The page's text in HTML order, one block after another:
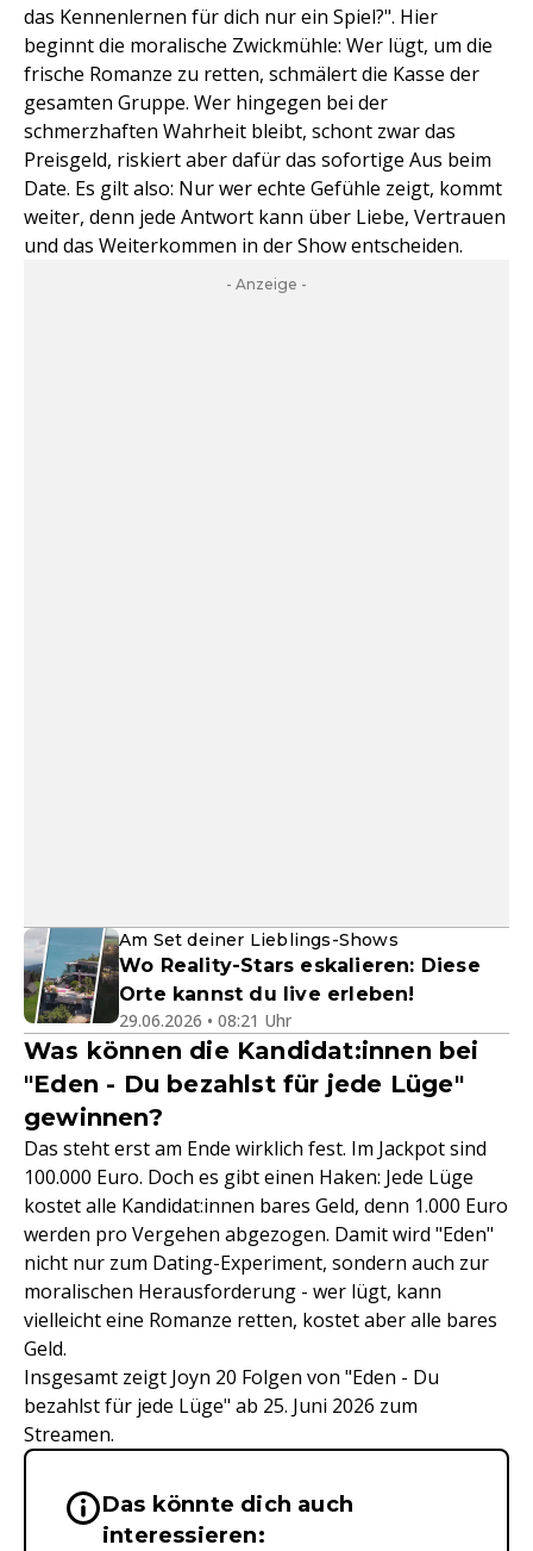
das Kennenlernen für dich nur ein Spiel?". Hier
beginnt die moralische Zwickmühle: Wer lügt, um die
frische Romanze zu retten, schmälert die Kasse der
gesamten Gruppe. Wer hingegen bei der
schmerzhaften Wahrheit bleibt, schont zwar das
Preisgeld, riskiert aber dafür das sofortige Aus beim
Date. Es gilt also: Nur wer echte Gefühle zeigt, kommt
weiter, denn jede Antwort kann über Liebe, Vertrauen
und das Weiterkommen in der Show entscheiden.
- Anzeige -
Am Set deiner Lieblings-Shows
Wo Reality-Stars eskalieren: Diese
Orte kannst du live erleben!
29.06.2026 • 08:21 Uhr
Was können die Kandidat:innen bei
"Eden - Du bezahlst für jede Lüge"
gewinnen?
Das steht erst am Ende wirklich fest. Im Jackpot sind
100.000 Euro. Doch es gibt einen Haken: Jede Lüge
kostet alle Kandidat:innen bares Geld, denn 1.000 Euro
werden pro Vergehen abgezogen. Damit wird "Eden"
nicht nur zum Dating-Experiment, sondern auch zur
moralischen Herausforderung - wer lügt, kann
vielleicht eine Romanze retten, kostet aber alle bares
Geld.
Insgesamt zeigt Joyn 20 Folgen von "Eden - Du
bezahlst für jede Lüge" ab 25. Juni 2026 zum
Streamen.
Wichtige Hinweise &
Das könnte dich auch
interessieren: